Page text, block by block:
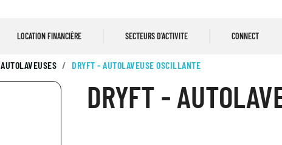
LOCATION FINANCIÈRE SECTEURS D'ACTIVITE CONNECT
AUTOLAVEUSES DRYFT - AUTOLAVEUSE OSCILLANTE
DRYFT -